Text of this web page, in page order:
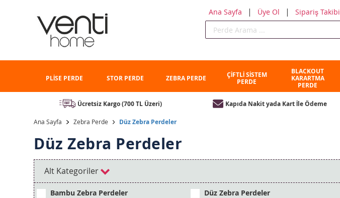
Ana Sayfa | Üye Ol | Sipariş Takibi
PLİSE PERDE STOR PERDE ZEBRA PERDE
ÇİFTLİ SİSTEM
PERDE
BLACKOUT
KARARTMA
PERDE
Ücretsiz Kargo (700 TL Üzeri) Kapıda Nakit yada Kart İle Ödeme
Ana Sayfa Zebra Perde Düz Zebra Perdeler
Düz Zebra Perdeler
Alt Kategoriler
Bambu Zebra Perdeler Düz Zebra Perdeler